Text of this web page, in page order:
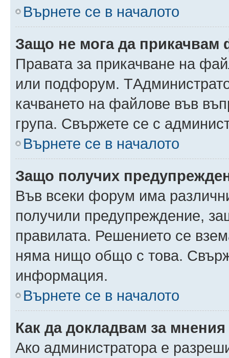
Върнете се в началото
Защо не мога да прикачвам
Правата за прикачване на
или подфорум.
качването на файлове във
група. Свържете се с
Върнете се в началото
Защо получих
Във всеки форум има
получили предупреждение,
правилата. Решението се
няма нищо общо с това.
информация.
Върнете се в началото
Как да докладвам за
Ако администратора е